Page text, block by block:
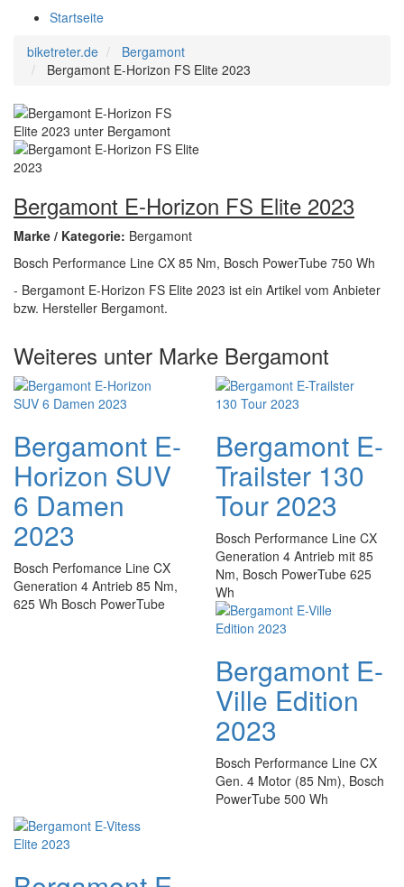
Startseite
biketreter.de
Bergamont
Bergamont E-Horizon FS Elite 2023
Bergamont E-Horizon FS Elite 2023
Marke / Kategorie: Bergamont
Bosch Performance Line CX 85 Nm, Bosch PowerTube 750 Wh
- Bergamont E-Horizon FS Elite 2023 ist ein Artikel vom Anbieter
bzw. Hersteller Bergamont.
Weiteres unter Marke Bergamont
Bergamont E-
Horizon SUV
6 Damen
2023
Bosch Perfomance Line CX
Generation 4 Antrieb 85 Nm,
625 Wh Bosch PowerTube
Bergamont E-
Trailster 130
Tour 2023
Bosch Performance Line CX
Generation 4 Antrieb mit 85
Nm, Bosch PowerTube 625
Wh
Bergamont E-
Ville Edition
2023
Bosch Performance Line CX
Gen. 4 Motor (85 Nm), Bosch
PowerTube 500 Wh